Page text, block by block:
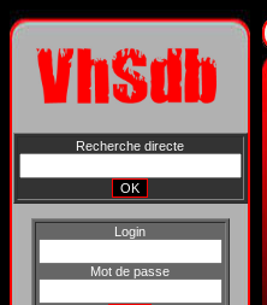
Recherche directe
Login
Mot de passe